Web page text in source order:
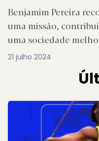
Benjamim Pereira
uma missão,
uma sociedade
21 julho 2024